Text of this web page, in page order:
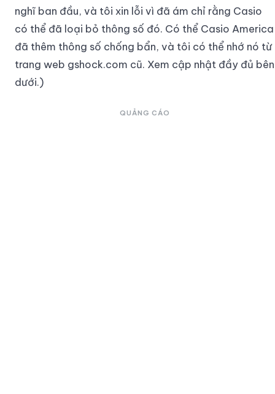
nghĩ ban đầu, và tôi xin lỗi vì đã ám chỉ rằng Casio
có thể đã loại bỏ thông số đó. Có thể Casio America
đã thêm thông số chống bẩn, và tôi có thể nhớ nó từ
trang web gshock.com cũ. Xem cập nhật đầy đủ bên
dưới.)
QUẢNG CÁO